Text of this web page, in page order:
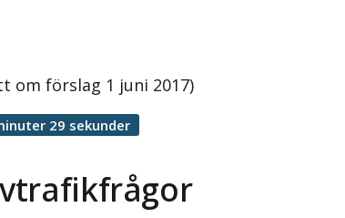
om förslag 1 juni 2017)
29 sekunder